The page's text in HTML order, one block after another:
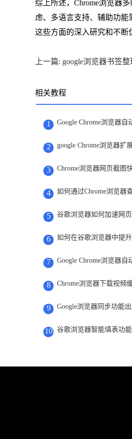
综上所述，Chrome浏览器
虑、多语言支持、辅助功
这些方面的深入研究和不断
相关教程
1 Google Chrome浏览器
2 google Chrome浏览器扩
3 Chrome浏览器网页截图
4 如何通过Chrome浏览器
5 谷歌浏览器如何加速网
6 如何在谷歌浏览器中提
7 Google Chrome浏览器自
8 Chrome浏览器下载视频
9 Google浏览器同步功能
10 谷歌浏览器智能填表功